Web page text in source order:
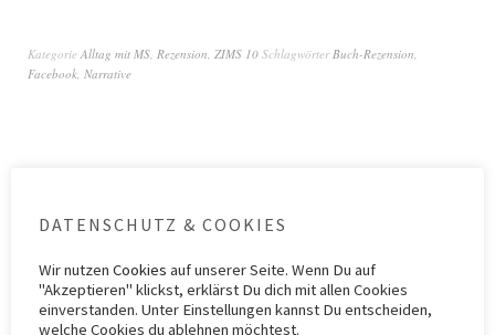
Kategorie Alltag mit MS Rezension ZIMS 10 Schlagwörter Buch-Rezension
Facebook Narrative
Bockmist bei MS IV
20. Dezember 2020
SchlagwörterBeneath the surface,Facebook, Instagram,Multiple Sklerose
aus der Hölle,Weltreise trotz MS,YouTube
DATENSCHUTZ & COOKIES
Wir nutzen Cookies auf unserer Seite. Wenn Du auf
"Akzeptieren" klickst, erklärst Du dich mit allen Cookies
einverstanden. Unter Einstellungen kannst Du entscheiden,
welche Cookies du ablehnen möchtest.